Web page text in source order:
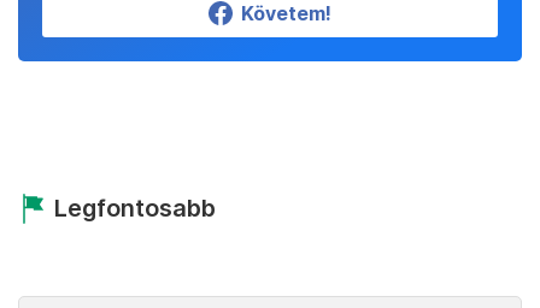
Követem!
Legfontosabb